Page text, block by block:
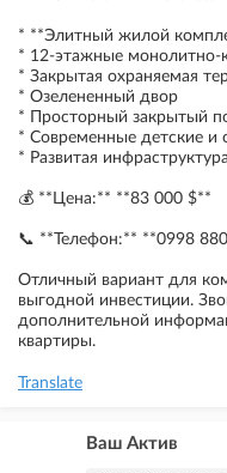
* **Элитный жилой
* 12-этажные монолитно-
* Закрытая охраняемая
* Озелененный двор
* Просторный закрытый
* Современные детские и
* Развитая
💰 **Цена:** **83 000 $**
📞 **Телефон:** **0998
Отличный вариант для
выгодной инвестиции.
дополнительной
квартиры.
Translate
Ваш Актив